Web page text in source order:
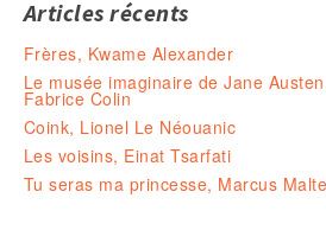
Articles récents
Frères, Kwame Alexander
Le musée imaginaire de Jane
Fabrice Colin
Coink, Lionel Le Néouanic
Les voisins, Einat Tsarfati
Tu seras ma princesse, Marcus